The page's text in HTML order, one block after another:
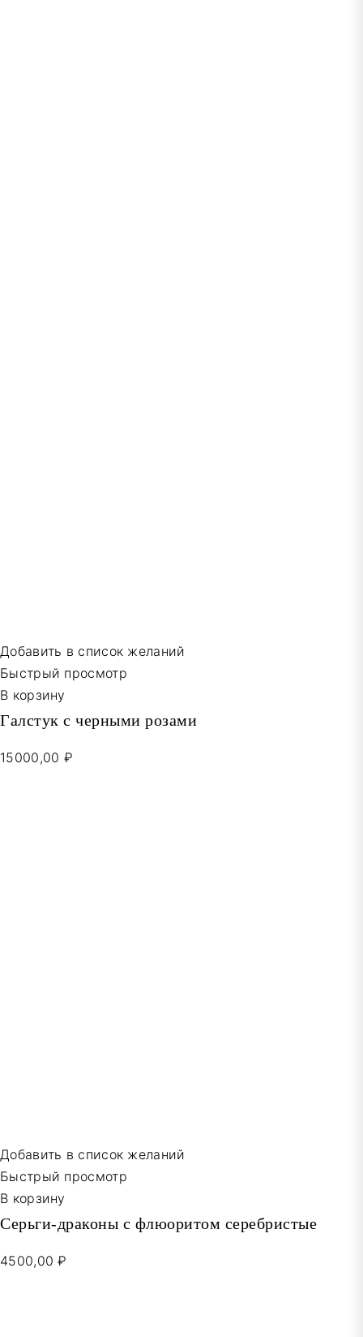
Добавить в список желаний
Быстрый просмотр
В корзину
Галстук с черными розами
15000,00 ₽
Добавить в список желаний
Быстрый просмотр
В корзину
Серьги-драконы с флюоритом серебристые
4500,00 ₽